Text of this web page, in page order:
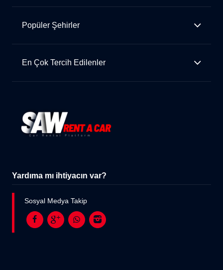
Popüler Şehirler
En Çok Tercih Edilenler
Yardıma mı ihtiyacın var?
Sosyal Medya Takip